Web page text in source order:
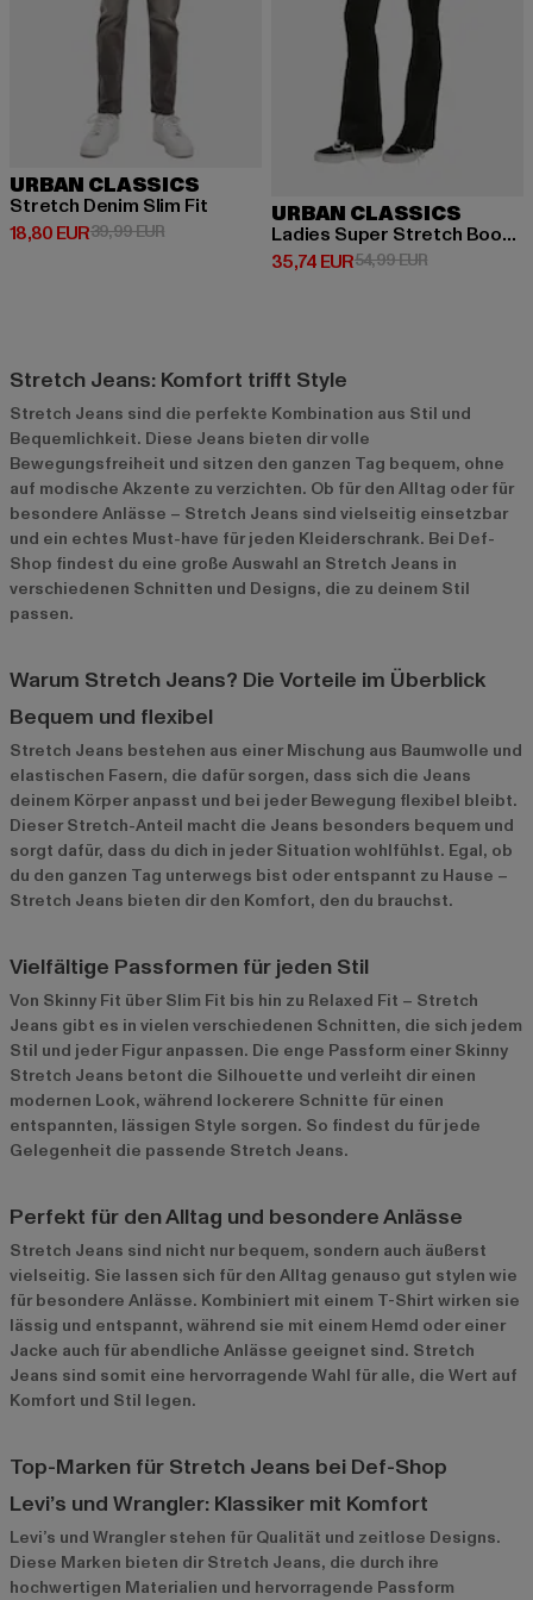
URBAN CLASSICS
Stretch Denim Slim Fit
18,80 EUR
Derzeitiger Preis: 18,80 EUR
39,99 EURAktionspreis: 39,99 EUR
URBAN CLASSICS
Ladies Super Stretch Bootcut Denim
35,74 EUR
Derzeitiger Preis: 35,74 EUR
54,99 EURAktionspreis:
Stretch Jeans: Komfort trifft Style
Stretch Jeans sind die perfekte Kombination aus Stil und
Bequemlichkeit. Diese Jeans bieten dir volle
Bewegungsfreiheit und sitzen den ganzen Tag bequem, ohne
auf modische Akzente zu verzichten. Ob für den Alltag oder für
besondere Anlässe – Stretch Jeans sind vielseitig einsetzbar
und ein echtes Must-have für jeden Kleiderschrank. Bei Def-
Shop findest du eine große Auswahl an Stretch Jeans in
verschiedenen Schnitten und Designs, die zu deinem Stil
passen.
Warum Stretch Jeans? Die Vorteile im Überblick
Bequem und flexibel
Stretch Jeans bestehen aus einer Mischung aus Baumwolle und
elastischen Fasern, die dafür sorgen, dass sich die Jeans
deinem Körper anpasst und bei jeder Bewegung flexibel bleibt.
Dieser Stretch-Anteil macht die Jeans besonders bequem und
sorgt dafür, dass du dich in jeder Situation wohlfühlst. Egal, ob
du den ganzen Tag unterwegs bist oder entspannt zu Hause –
Stretch Jeans bieten dir den Komfort, den du brauchst.
Vielfältige Passformen für jeden Stil
Von Skinny Fit über Slim Fit bis hin zu Relaxed Fit – Stretch
Jeans gibt es in vielen verschiedenen Schnitten, die sich jedem
Stil und jeder Figur anpassen. Die enge Passform einer Skinny
Stretch Jeans betont die Silhouette und verleiht dir einen
modernen Look, während lockerere Schnitte für einen
entspannten, lässigen Style sorgen. So findest du für jede
Gelegenheit die passende Stretch Jeans.
Perfekt für den Alltag und besondere Anlässe
Stretch Jeans sind nicht nur bequem, sondern auch äußerst
vielseitig. Sie lassen sich für den Alltag genauso gut stylen wie
für besondere Anlässe. Kombiniert mit einem T-Shirt wirken sie
lässig und entspannt, während sie mit einem Hemd oder einer
Jacke auch für abendliche Anlässe geeignet sind. Stretch
Jeans sind somit eine hervorragende Wahl für alle, die Wert auf
Komfort und Stil legen.
Top-Marken für Stretch Jeans bei Def-Shop
Levi’s und Wrangler: Klassiker mit Komfort
Levi’s und Wrangler stehen für Qualität und zeitlose Designs.
Diese Marken bieten dir Stretch Jeans, die durch ihre
hochwertigen Materialien und hervorragende Passform